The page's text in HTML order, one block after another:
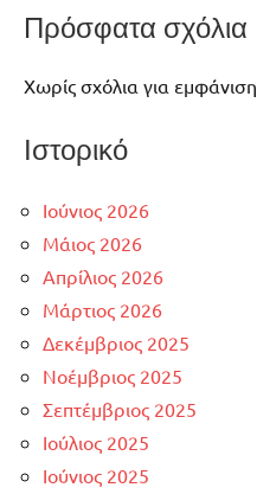
Πρόσφατα σχόλια
Χωρίς σχόλια για εμφάνιση.
Ιστορικό
Ιούνιος 2026
Μάιος 2026
Απρίλιος 2026
Μάρτιος 2026
Δεκέμβριος 2025
Νοέμβριος 2025
Σεπτέμβριος 2025
Ιούλιος 2025
Ιούνιος 2025